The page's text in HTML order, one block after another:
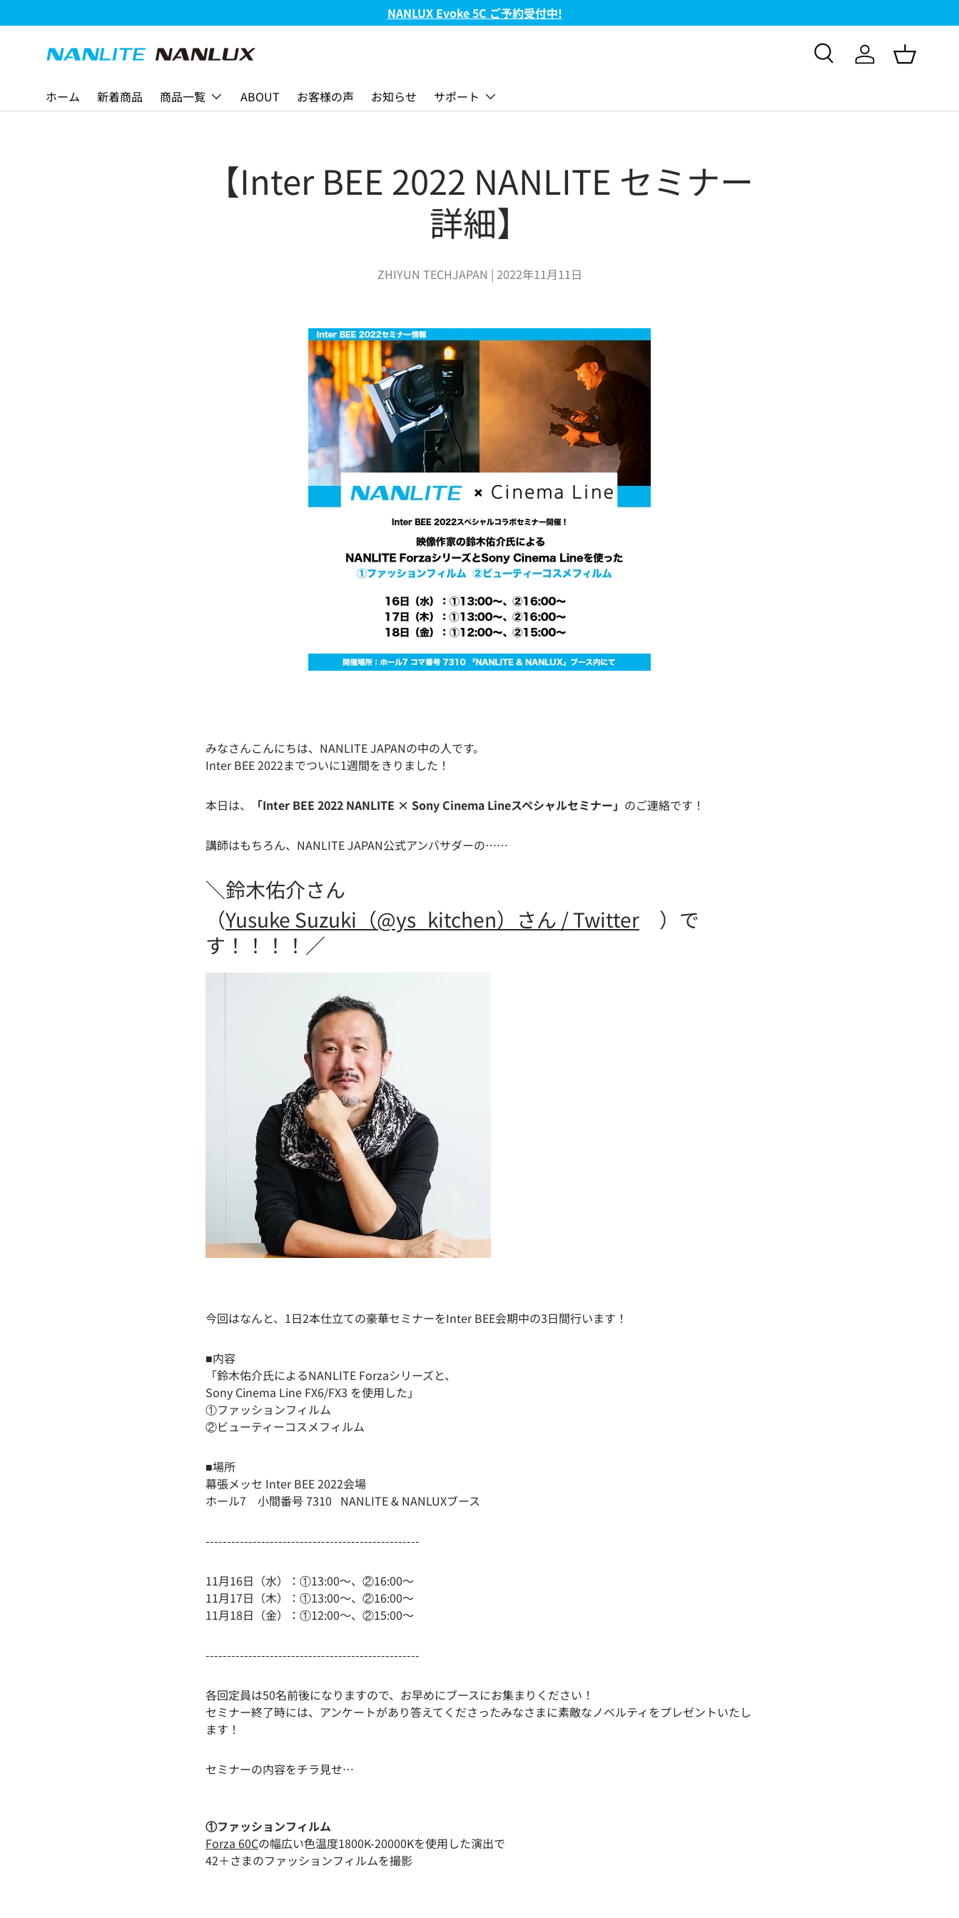
コンテンツへスキップ
FC-720B & FC-720C 新発売!
検索 ログインバスケッ
ホーム 新着商品 商品一覧 ABOUT お客様の声 お知らせ サポート
【Inter BEE 2022 NANLITE セミナー
詳細】
ZHIYUN TECHJAPAN | 2022年11月11日
みなさんこんにちは、NANLITE JAPANの中の人です。
Inter BEE 2022までついに1週間をきりました！
本日は、 「Inter BEE 2022 NANLITE × Sony Cinema Lineスペシャルセミナー」 のご連絡です！
講師はもちろん、NANLITE JAPAN公式アンバサダーの……
＼鈴木佑介さん
（Yusuke Suzuki（@ys_kitchen）さん / Twitter ）で
す！！！！／
今回はなんと、1日2本仕立ての豪華セミナーをInter BEE会期中の3日間行います！
■内容
「鈴木佑介氏によるNANLITE Forzaシリーズと、
Sony Cinema Line FX6/FX3 を使用した」
①ファッションフィルム
②ビューティーコスメフィルム
■場所
幕張メッセ Inter BEE 2022会場
ホール7 小間番号 7310 NANLITE & NANLUXブース
--------------------------------------------------
11月16日（水）：①13:00〜、②16:00〜
11月17日（木）：①13:00〜、②16:00〜
11月18日（金）：①12:00〜、②15:00〜
--------------------------------------------------
各回定員は50名前後になりますので、お早めにブースにお集まりください！
セミナー終了時には、アンケートがあり答えてくださったみなさまに素敵なノベルティをプレゼントいたし
ます！
セミナーの内容をチラ見せ…
①ファッションフィルム
Forza 60Cの幅広い色温度1800K-20000Kを使用した演出で
42＋さまのファッションフィルムを撮影